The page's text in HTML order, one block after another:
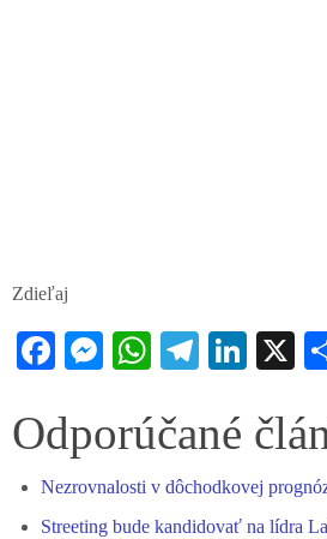
Zdieľaj
Fa
bo
ok
M
se
er
W
ts
pp
Te
gr
m
Li
ed
X
Odporúčané
Nezrovnalosti v dôchodkovej
Streeting bude kandidovať na lídra